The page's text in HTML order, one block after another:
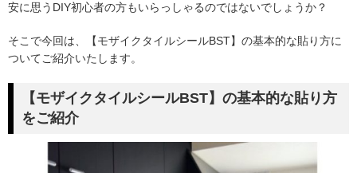
安に思うDIY初心者の方もいらっしゃるのではないでしょうか？
そこで今回は、【モザイクタイルシールBST】の基本的な貼り方に
ついてご紹介いたします。
【モザイクタイルシールBST】の基本的な貼り方
をご紹介